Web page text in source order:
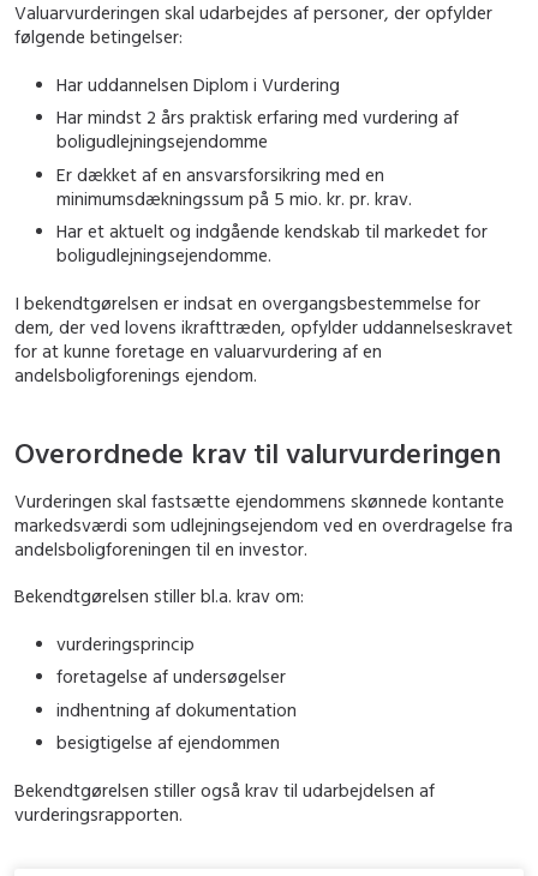
Valuarvurderingen skal udarbejdes af personer, der opfylder
følgende betingelser:
Har uddannelsen Diplom i Vurdering
Har mindst 2 års praktisk erfaring med vurdering af
boligudlejningsejendomme
Er dækket af en ansvarsforsikring med en
minimumsdækningssum på 5 mio. kr. pr. krav.
Har et aktuelt og indgående kendskab til markedet for
boligudlejningsejendomme.
I bekendtgørelsen er indsat en overgangsbestemmelse for
dem, der ved lovens ikrafttræden, opfylder uddannelseskravet
for at kunne foretage en valuarvurdering af en
andelsboligforenings ejendom.
Overordnede krav til valurvurderingen
Vurderingen skal fastsætte ejendommens skønnede kontante
markedsværdi som udlejningsejendom ved en overdragelse fra
andelsboligforeningen til en investor.
Bekendtgørelsen stiller bl.a. krav om:
vurderingsprincip
foretagelse af undersøgelser
indhentning af dokumentation
besigtigelse af ejendommen
Bekendtgørelsen stiller også krav til udarbejdelsen af
vurderingsrapporten.